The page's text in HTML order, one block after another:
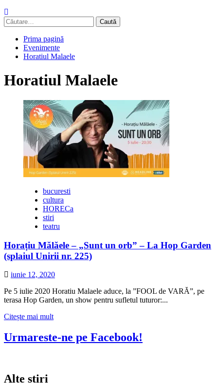
Caută
după:
Prima pagină
Evenimente
Horatiul Malaele
Horatiul Malaele
bucuresti
cultura
HORECa
stiri
teatru
Horațiu Mălăele – „Sunt un orb” – La Hop Garden
(splaiul Unirii nr. 225)
iunie 12, 2020
Pe 5 iulie 2020 Horatiu Malaele aduce, la ”FOOL de VARĂ”, pe
terasa Hop Garden, un show pentru sufletul tuturor:...
Citește mai multCitește
despre
Urmareste-ne pe Facebook!
Alte stiri